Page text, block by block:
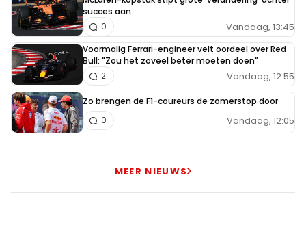
succes aan
Vandaag, 13:45
0
Voormalig Ferrari-engineer velt oordeel over Red
Bull: "Zou het zoveel beter moeten doen"
Vandaag, 12:55
2
Zo brengen de F1-coureurs de zomerstop door
Vandaag, 12:05
0
MEER NIEUWS